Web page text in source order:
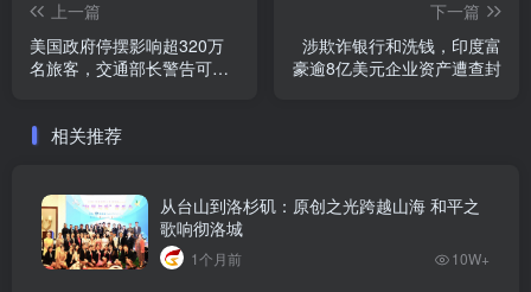
上一篇
美国政府停摆影响超320万
名旅客，交通部长警告可能
下一篇
涉欺诈银行和洗钱，印度富
豪逾8亿美元企业资产遭查封
相关推荐
从台山到洛杉矶：原创之光跨越山海 和平之
歌响彻洛城
1个月前 10W+